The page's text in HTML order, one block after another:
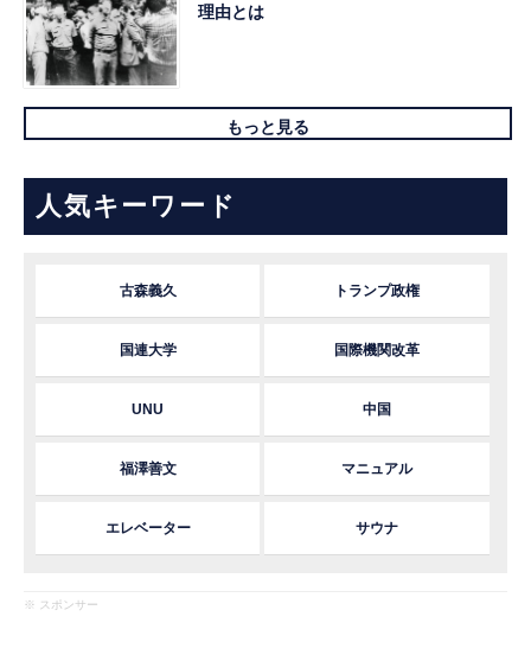
理由とは
もっと見る
人気キーワード
古森義久 トランプ政権
国連大学 国際機関改革
UNU 中国
福澤善文 マニュアル
エレベーター サウナ
※ スポンサー